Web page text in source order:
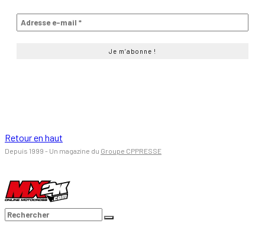
Retour en haut
Depuis 1999 - Un magazine du Groupe CPPRESSE